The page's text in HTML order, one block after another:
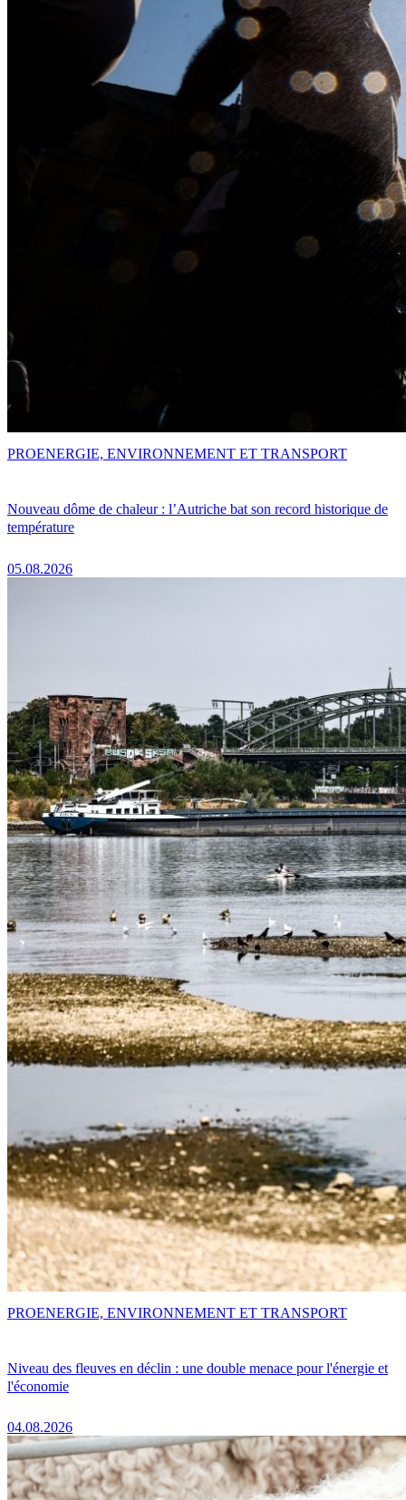
Nouveau dôme de chaleur : l’Autriche bat son record historique de
température
05.08.2026
PROENERGIE, ENVIRONNEMENT ET TRANSPORT
Niveau des fleuves en déclin : une double menace pour l'énergie et
l'économie
04.08.2026
PROENERGIE, ENVIRONNEMENT ET TRANSPORT